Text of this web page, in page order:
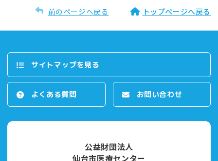
前のページへ戻る トップページへ戻る
サイトマップを⾒る
よくある質問 お問い合わせ
公益財団法人
仙台市医療センター